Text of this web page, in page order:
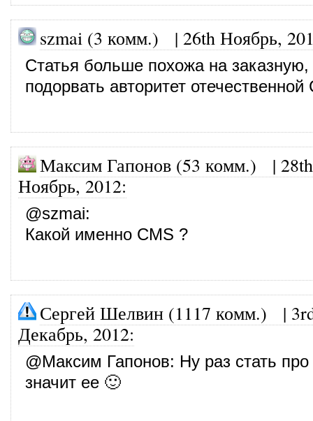
szmai (3 комм.) | 26th Ноябрь,
Статья больше похожа на
подорвать авторитет отечественной
Максим Гапонов (53 комм.) | 28th
Ноябрь, 2012:
@szmai:
Какой именно CMS ?
Сергей Шелвин (1117 комм.) |
Декабрь, 2012:
@Максим Гапонов: Ну раз стать
значит ее 🙂